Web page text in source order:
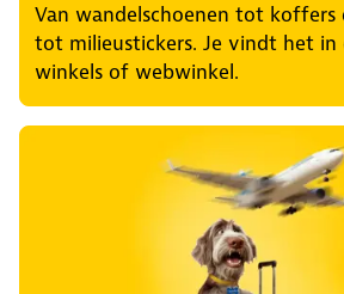
Van wandelschoenen tot koffers
tot milieustickers. Je vindt het in
winkels of webwinkel.